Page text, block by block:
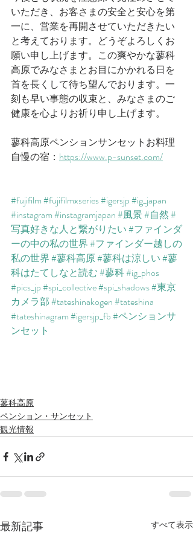
いただき、お客さまの安全と安心を第
一に、営業を再開させていただきたい
と考えております。どうぞよろしくお
願い申し上げます。この爽やかな蓼科
高原でみなさまとお目にかかれる日を
首を長くして待ち望んでおります。 一
刻も早い事態の収束と、みなさまのご
健康を心よりお祈り申し上げます。
蓼科高原ペンションサンセットお料理
自慢の宿：​ https://www.p-sunset.com/
#fujifilm#fujifilmxseries#igersjp#ig_japan
#instagram#instagramjapan#風景#自然#
写真好きな人と繋がりたい#ファインダ
ーの中の私の世界#ファインダー越しの
私の世界#蓼科高原#蓼科は涼しい#蓼
科はたてしなと読む#蓼科#ig_phos
#pics_jp#spi_collective#spi_shadows#東京
カメラ部#tateshinakogen#tateshina
#tateshinagram#igersjp_fb#ペンションサ
ンセット
蓼科高原
ペンション・サンセット
観光情報
最新記事 すべて表示